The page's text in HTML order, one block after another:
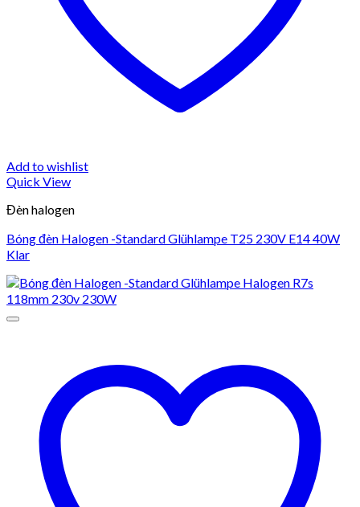
Add to wishlist
Quick View
Đèn halogen
Bóng đèn Halogen -Standard Glühlampe T25 230V E14 40W
Klar